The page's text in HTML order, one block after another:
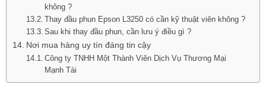
không ?
Thay đầu phun Epson L3250 có cần kỹ thuật viên không ?
Sau khi thay đầu phun, cần lưu ý điều gì ?
Nơi mua hàng uy tín đáng tin cậy
Công ty TNHH Một Thành Viên Dịch Vụ Thương Mại
Mạnh Tài